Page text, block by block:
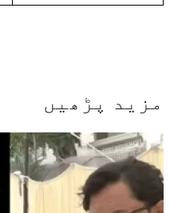
مزید پڑھیں